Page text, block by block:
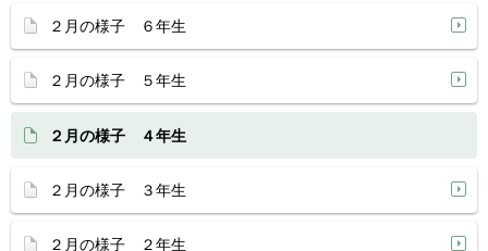
２月の様子 ６年生
２月の様子 ５年生
２月の様子 ４年生
２月の様子 ３年生
２月の様子 ２年生